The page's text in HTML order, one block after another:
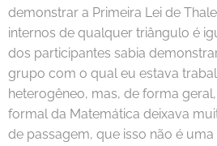
demonstrar a Primeira Lei de
internos de qualquer triângulo é
dos participantes sabia
grupo com o qual eu estava
heterogêneo, mas, de forma
formal da Matemática deixava
de passagem, que isso não é